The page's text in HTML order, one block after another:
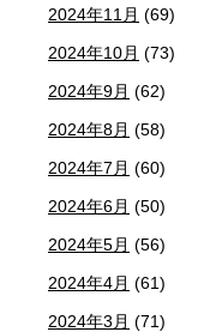
2024年11月 (69)
2024年10月 (73)
2024年9月 (62)
2024年8月 (58)
2024年7月 (60)
2024年6月 (50)
2024年5月 (56)
2024年4月 (61)
2024年3月 (71)